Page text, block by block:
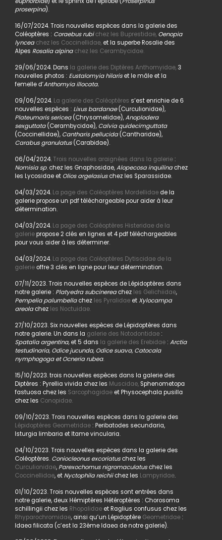
proserpina).
16/07/2024. Trois nouvelles espèces dans la galerie des
Coléoptères : Coraebus rubi chez les Buprestidae, Oenopia
lyncea chez les Coccinellidae,et la superbe Rosalie des
Alpes Rosalia alpina chez les Cerambycidae.
29/06/2024. Dans la galerie des Diptères Anthomyidae,3
nouvelles photos : Eustalomyia hilariset le mâle et la
femelle d’Anthomyia illocata.
09/06/2024.La galerie des Coléoptères s’est enrichie de 6
nouvelles espèces : Lixus bardanae(Curculionidae),
Plateumaris sericea(Chrysomelidae),Anoplodera
sexguttata(Cerambycidae), Calvia quidecimguttata
(Coccinellidae), Cantharis pellucida(Cantharidae),
Carabus granulatus(Carabidae).
06/04/2024.Trois nouvelles araignées dans la galerie:
Nomisia sp. chez les Gnaphosidae,Alopecosa inquilinachez
les Lycosidae et Olios argelasiuschez les Sparassidae.
04/03/2024. La page des Coléoptères Mordellidaede la
galerie propose un pdf téléchargeable pour aider à leur
détermination.
04/03/2024. La page des Coléoptères Histeridae de la
galeriepropose 2 clés en lignes et 4 pdf téléchargeables
pour vous aider à les déterminer.
04/03/2024. La page des Coléoptères Dytiscidae de la
galerieoffre 3 clés en ligne pour leur détermination.
07/11/2023. Trois nouvelles espèces de Lépidoptères dans
notre galerie : Platyedra subcinereachez les Gelichiidae,
Pempelia palumbellachez les PyralidaeetXylocampa
areolachez les Noctuidae.
27/10/2023. Six nouvelles espèces de Lépidoptères dans
notre galerie. Un dans la galerie des Notodontidae:
Spatalia argentina, et 5 dans la galerie des Erebidae: Arctia
testudinaria, Odice jucunda, Odice suava, Catocala
nymphogoga et Ocneria rubea.
15/10/2023. trois nouvelles espèces dans la galerie des
Diptères : Pyrellia vivida chez les Muscidae,Sphenometopa
fastuosa chez les Sarcophagidaeet Physocephala pusilla
chez les Conopidae.
09/10/2023. Trois nouvelles espèces dans la galerie des
Lépidoptères Geometridae: Peribatodes secundaria,
Isturgia limbaria et Itame vincularia.
04/10/2023. Trois nouvelles espèces dans la galerie des
Coléoptères. Coniocleonus excoriatuschez les
Curculionidae, Parexochomus nigromaculatuschez les
Coccinellidae, et Nyctophila reichiichez les Lampyridae.
01/10/2023. Trois nouvelles espèces sont entrées dans
notre galerie, deux Hémiptères Hétéroptères : Chorosoma
schillingii chez les Rhopalidaeet Raglius confusus chez les
Rhyparochromidae, ainsi qu’un Lépidoptère Geometridae:
Idaea filicata (c’est la 23ème Idaea de notre galerie).